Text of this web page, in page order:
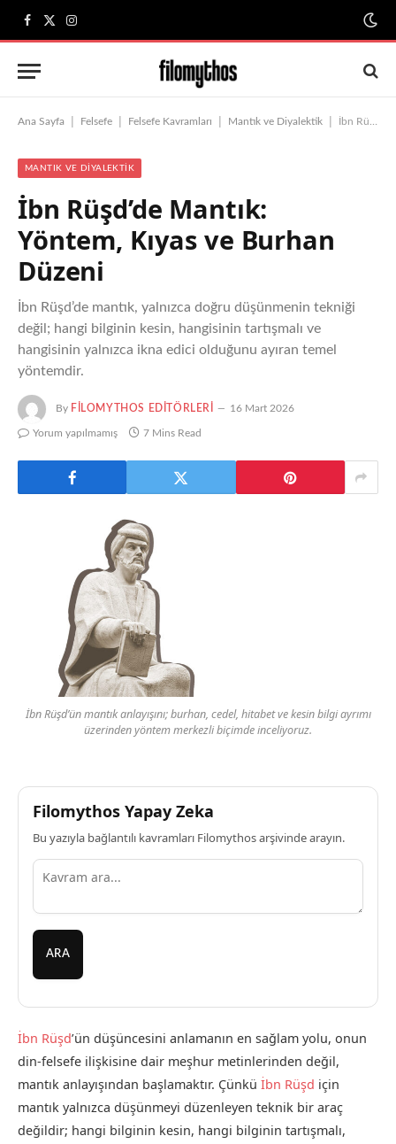
Facebook
X
(Twitter)
Instagram
Ana Sayfa Felsefe Felsefe Kavramları Mantık ve Diyalektik İbn Rüşd’de Mantık: Yöntem, Kıyas ve Burhan Düzeni
MANTIK VE DIYALEKTIK
İbn Rüşd’de Mantık:
Yöntem, Kıyas ve Burhan
Düzeni
İbn Rüşd’de mantık, yalnızca doğru düşünmenin tekniği
değil; hangi bilginin kesin, hangisinin tartışmalı ve
hangisinin yalnızca ikna edici olduğunu ayıran temel
yöntemdir.
By FILOMYTHOS EDITÖRLERI 16 Mart 2026
Yorum yapılmamış 7 Mins Read
İbn Rüşd’ün mantık anlayışını; burhan, cedel, hitabet ve kesin bilgi ayrımı
üzerinden yöntem merkezli biçimde inceliyoruz.
Filomythos Yapay Zeka
Bu yazıyla bağlantılı kavramları Filomythos arşivinde arayın.
ARA
İbn Rüşd’ün düşüncesini anlamanın en sağlam yolu, onun
din-felsefe ilişkisine dair meşhur metinlerinden değil,
mantık anlayışından başlamaktır. Çünkü İbn Rüşd için
mantık yalnızca düşünmeyi düzenleyen teknik bir araç
değildir; hangi bilginin kesin, hangi bilginin tartışmalı,